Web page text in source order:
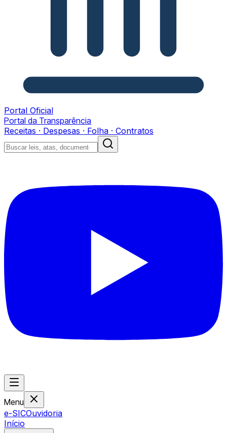
Portal Oficial
Portal da Transparência
Receitas · Despesas · Folha · Contratos
Menu
e-SICOuvidoria
Início